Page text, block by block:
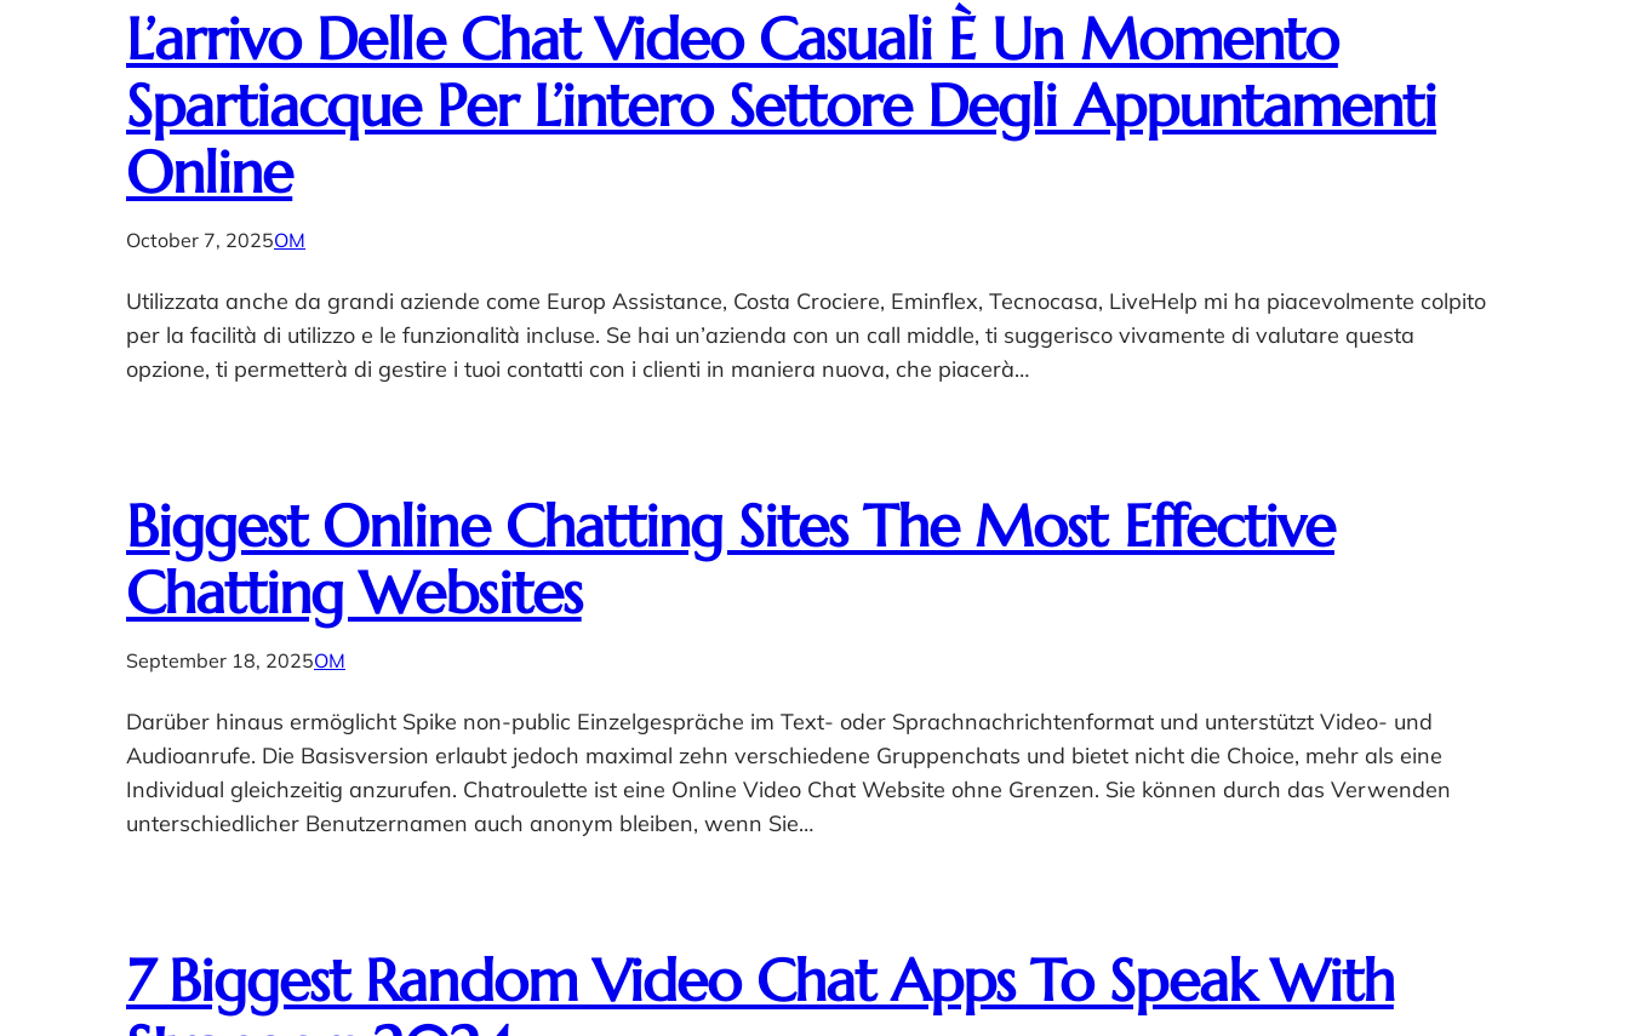
L’arrivo Delle Chat Video Casuali È Un Momento
Spartiacque Per L’intero Settore Degli Appuntamenti
Online
October 7, 2025OM
Utilizzata anche da grandi aziende come Europ Assistance, Costa Crociere, Eminflex, Tecnocasa, LiveHelp mi ha piacevolmente colpito
per la facilità di utilizzo e le funzionalità incluse. Se hai un’azienda con un call middle, ti suggerisco vivamente di valutare questa
opzione, ti permetterà di gestire i tuoi contatti con i clienti in maniera nuova, che piacerà…
Biggest Online Chatting Sites The Most Effective
Chatting Websites
September 18, 2025OM
Darüber hinaus ermöglicht Spike non-public Einzelgespräche im Text- oder Sprachnachrichtenformat und unterstützt Video- und
Audioanrufe. Die Basisversion erlaubt jedoch maximal zehn verschiedene Gruppenchats und bietet nicht die Choice, mehr als eine
Individual gleichzeitig anzurufen. Chatroulette ist eine Online Video Chat Website ohne Grenzen. Sie können durch das Verwenden
unterschiedlicher Benutzernamen auch anonym bleiben, wenn Sie…
7 Biggest Random Video Chat Apps To Speak With